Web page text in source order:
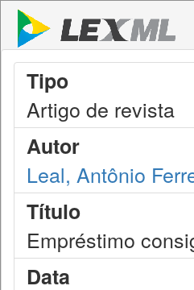
Tipo
Artigo de revista
Autor
Leal, Antônio
Título
Empréstimo
Data